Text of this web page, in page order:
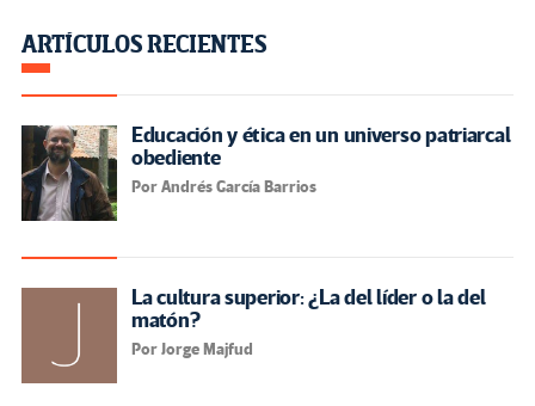
ARTÍCULOS RECIENTES
Educación y ética en un universo patriarcal
obediente
Por Andrés García Barrios
La cultura superior: ¿La del líder o la del
matón?
Por Jorge Majfud